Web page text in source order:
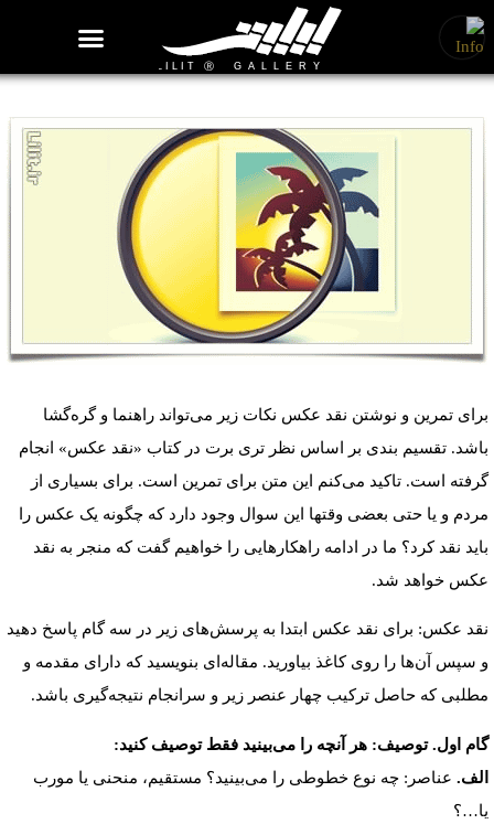
📷 نقد عکس، چطور باید از یک عکس انتقاد کنیم
برای تمرین و نوشتن نقد عکس نکات زیر می‌تواند راهنما و گره‌گشا
باشد. تقسیم بندی بر اساس نظر تری برت در کتاب «نقد عکس» انجام
گرفته است. تاکید می‌کنم این متن برای تمرین است. برای بسیاری از
مردم و یا حتی بعضی وقتها این سوال وجود دارد که چگونه یک عکس را
باید نقد کرد؟ ما در ادامه راهکارهایی را خواهیم گفت که منجر به نقد
عکس خواهد شد.
نقد عکس: برای نقد عکس ابتدا به پرسش‌های زیر در سه گام پاسخ دهید
و سپس آن‌ها را روی کاغذ بیاورید. مقاله‌ای بنویسید که دارای مقدمه و
مطلبی که حاصل ترکیب چهار عنصر زیر و سرانجام نتیجه‌گیری باشد.
گام اول. توصیف: هر آنچه را می‌بینید فقط توصیف کنید:
الف. عناصر: چه نوع خطوطی را می‌بینید؟ مستقیم، منحنی یا مورب
یا…؟